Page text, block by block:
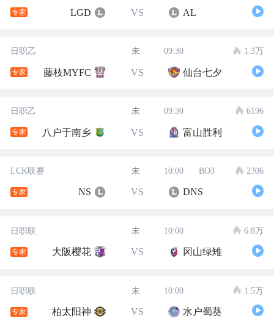
专家 LGD VS AL
日职乙 未 09:30 1.3万
专家 藤枝MYFC VS 仙台七夕
日职乙 未 09:30 6196
专家 八户于南乡 VS 富山胜利
LCK联赛 未 10:00 BO3 2306
专家 NS VS DNS
日职联 未 10:00 6.8万
专家 大阪樱花 VS 冈山绿雉
日职联 未 10:00 1.5万
专家 柏太阳神 VS 水户蜀葵